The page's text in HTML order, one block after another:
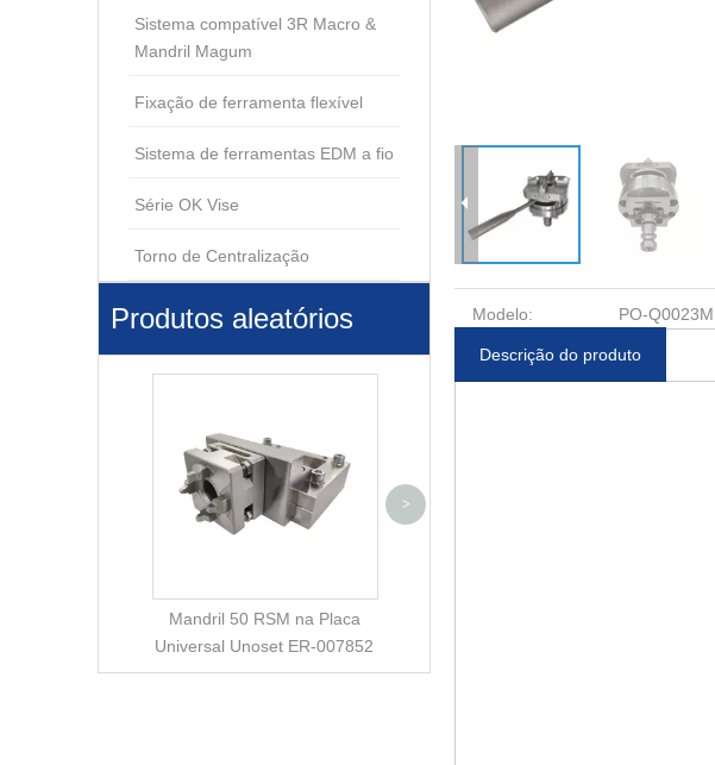
Sistema compatível 3R Macro &
Mandril Magum
Fixação de ferramenta flexível
Sistema de ferramentas EDM a fio
Série OK Vise
Torno de Centralização
Produtos aleatórios
Mandril 50 RSM na Placa
Universal Unoset ER-007852
Pino de Centralização MTS
>
Modelo: PO-Q0023M
Descrição do produto